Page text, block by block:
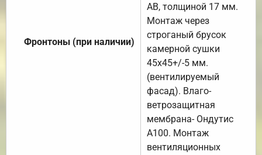
Фронтоны (при наличии)
АВ, толщиной 17 мм.
Монтаж через
строганый брусок
камерной сушки
45х45+/-5 мм.
(вентилируемый
фасад). Влаго-
ветрозащитная
мембрана- Ондутис
А100. Монтаж
вентиляционных